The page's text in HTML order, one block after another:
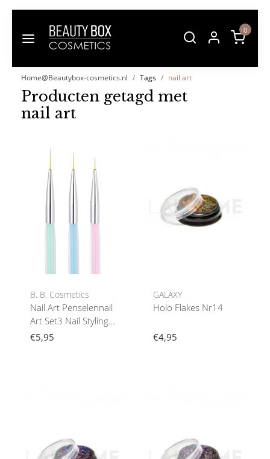
0
Home@Beautybox-cosmetics.nl Tags nail art
Producten getagd met
nail art
B. B. Cosmetics
Nail Art Penselennail
Art Set3 Nail Styling
By Penselen
€5,95
GALAXY
Holo Flakes Nr14
€4,95